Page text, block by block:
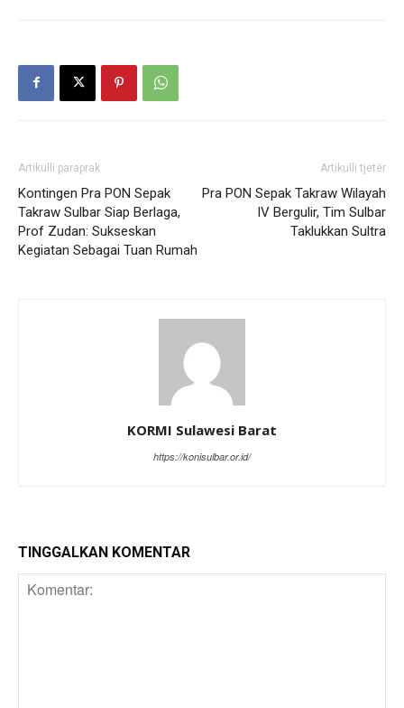
Artikulli paraprak
Kontingen Pra PON Sepak
Takraw Sulbar Siap Berlaga,
Prof Zudan: Sukseskan
Kegiatan Sebagai Tuan Rumah
Artikulli tjetër
Pra PON Sepak Takraw Wilayah
IV Bergulir, Tim Sulbar
Taklukkan Sultra
KORMI Sulawesi Barat
https://konisulbar.or.id/
TINGGALKAN KOMENTAR